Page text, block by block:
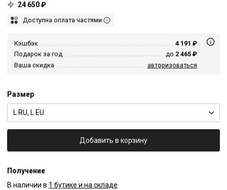
24 650 ₽
Доступна оплата частями
Кэшбэк
4 191 ₽
Подарок за год
до 2 465 ₽
Ваша скидка
авторизоваться
Размер
L RU, L EU
Добавить в корзину
Получение
В наличии в 1 бутике и на складе